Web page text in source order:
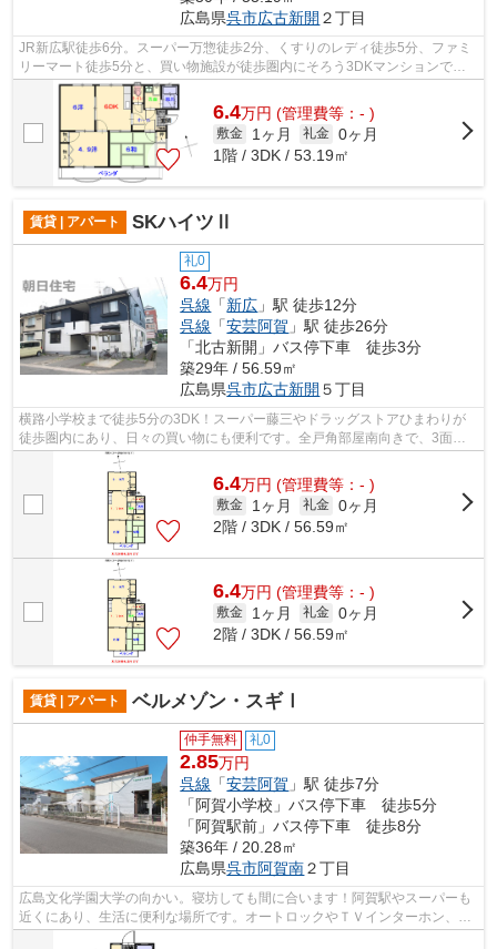
広島県呉市広古新開 ２丁目
JR新広駅徒歩6分。スーパー万惣徒歩2分、くすりのレディ徒歩5分、ファミ
リーマート徒歩5分と、買い物施設が徒歩圏内にそろう3DKマンションで
す。横路小学校徒歩16分、呉中央幼稚園徒歩...
6.4万円 (管理費等：- )
敷金 1ヶ月 礼金 0ヶ月
1階 / 3DK / 53.19㎡
賃貸 | アパート SKハイツⅡ
礼0
6.4万円
呉線 「新広 」駅 徒歩12分
呉線 「安芸阿賀 」駅 徒歩26分
「北古新開」バス停下車 徒歩3分
築29年 / 56.59㎡
広島県呉市広古新開 ５丁目
横路小学校まで徒歩5分の3DK！スーパー藤三やドラッグストアひまわりが
徒歩圏内にあり、日々の買い物にも便利です。全戸角部屋南向きで、3面採
光により室内は明るく快適です。駐車場も...
6.4万円 (管理費等：- )
敷金 1ヶ月 礼金 0ヶ月
2階 / 3DK / 56.59㎡
6.4万円 (管理費等：- )
敷金 1ヶ月 礼金 0ヶ月
2階 / 3DK / 56.59㎡
賃貸 | アパート ベルメゾン・スギⅠ
仲手無料 礼0
2.85万円
呉線 「安芸阿賀 」駅 徒歩7分
「阿賀小学校」バス停下車 徒歩5分
「阿賀駅前」バス停下車 徒歩8分
築36年 / 20.28㎡
広島県呉市阿賀南２丁目
広島文化学園大学の向かい。寝坊しても間に合います！阿賀駅やスーパーも
近くにあり、生活に便利な場所です。オートロックやＴＶインターホン、敷
地内にビデオカメラも設置し、セキュ...